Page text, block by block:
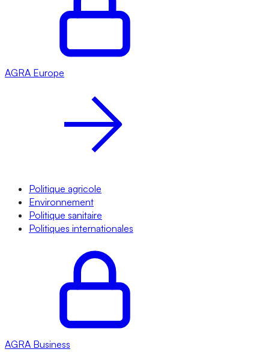
AGRA Europe
Politique agricole
Environnement
Politique sanitaire
Politiques internationales
AGRA Business